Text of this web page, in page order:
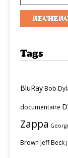
Tags
BluRayBob
documentaire
Zappa
Brown Jeff Beck